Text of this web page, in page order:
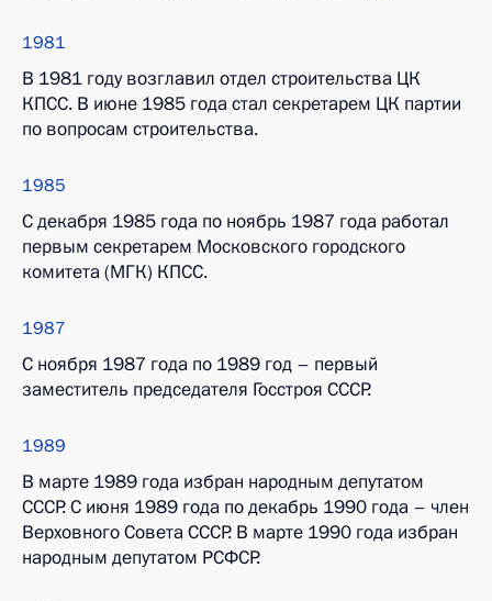
1981
В 1981 году возглавил отдел строительства ЦК
КПСС. В июне 1985 года стал секретарем ЦК партии
по вопросам строительства.
1985
С декабря 1985 года по ноябрь 1987 года работал
первым секретарем Московского городского
комитета (МГК) КПСС.
1987
С ноября 1987 года по 1989 год – первый
заместитель председателя Госстроя СССР.
1989
В марте 1989 года избран народным депутатом
СССР. С июня 1989 года по декабрь 1990 года – член
Верховного Совета СССР. В марте 1990 года избран
народным депутатом РСФСР.